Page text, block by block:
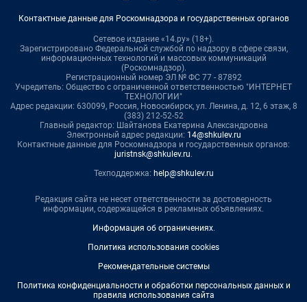
Контактные данные для Роскомнадзора и государственных органов
Сетевое издание «14.ру» (18+).
Зарегистрировано Федеральной службой по надзору в сфере связи,
информационных технологий и массовых коммуникаций
(Роскомнадзор).
Регистрационный номер ЭЛ № ФС 77 - 87892
Учредитель: Общество с ограниченной ответственностью "ИНТЕРНЕТ
ТЕХНОЛОГИИ"
Адрес редакции: 630099, Россия, Новосибирск, ул. Ленина, д. 12, 6 этаж, 8
(383) 212-52-52
Главный редактор: Шайтанова Екатерина Александровна
Электронный адрес редакции: 14@shkulev.ru
Контактные данные для Роскомнадзора и государственных органов:
juristnsk@shkulev.ru.
Техподдержка: help@shkulev.ru
Редакция сайта не несет ответственности за достоверность
информации, содержащейся в рекламных объявлениях.
Информация об ограничениях.
Политика использования cookies
Рекомендательные системы
Политика конфиденциальности и обработки персональных данных и
правила использования сайта